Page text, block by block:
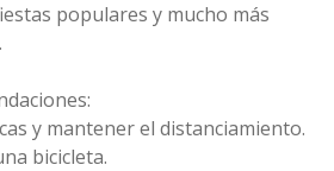
populares y mucho más
y mantener el distanciamiento.
bicicleta.